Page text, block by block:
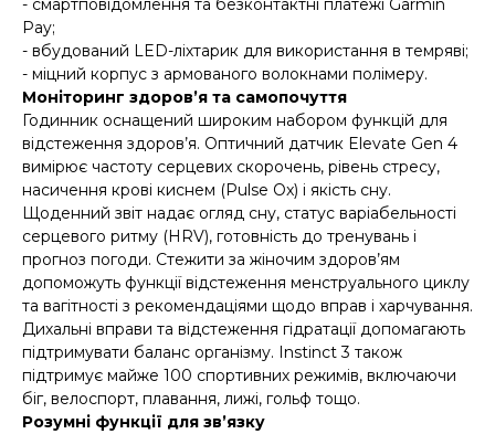
- смартповідомлення та безконтактні платежі Garmin
Pay;
- вбудований LED-ліхтарик для використання в темряві;
- міцний корпус з армованого волокнами полімеру.
Моніторинг здоров’я та самопочуття
Годинник оснащений широким набором функцій для
відстеження здоров’я. Оптичний датчик Elevate Gen 4
вимірює частоту серцевих скорочень, рівень стресу,
насичення крові киснем (Pulse Ox) і якість сну.
Щоденний звіт надає огляд сну, статус варіабельності
серцевого ритму (HRV), готовність до тренувань і
прогноз погоди. Стежити за жіночим здоров’ям
допоможуть функції відстеження менструального циклу
та вагітності з рекомендаціями щодо вправ і харчування.
Дихальні вправи та відстеження гідратації допомагають
підтримувати баланс організму. Instinct 3 також
підтримує майже 100 спортивних режимів, включаючи
біг, велоспорт, плавання, лижі, гольф тощо.
Розумні функції для зв’язку